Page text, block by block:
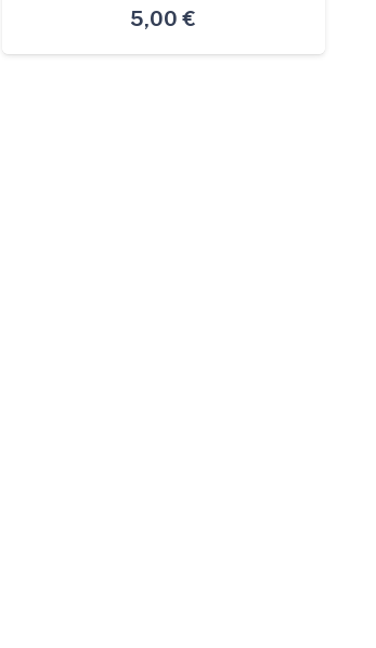
5,00 €